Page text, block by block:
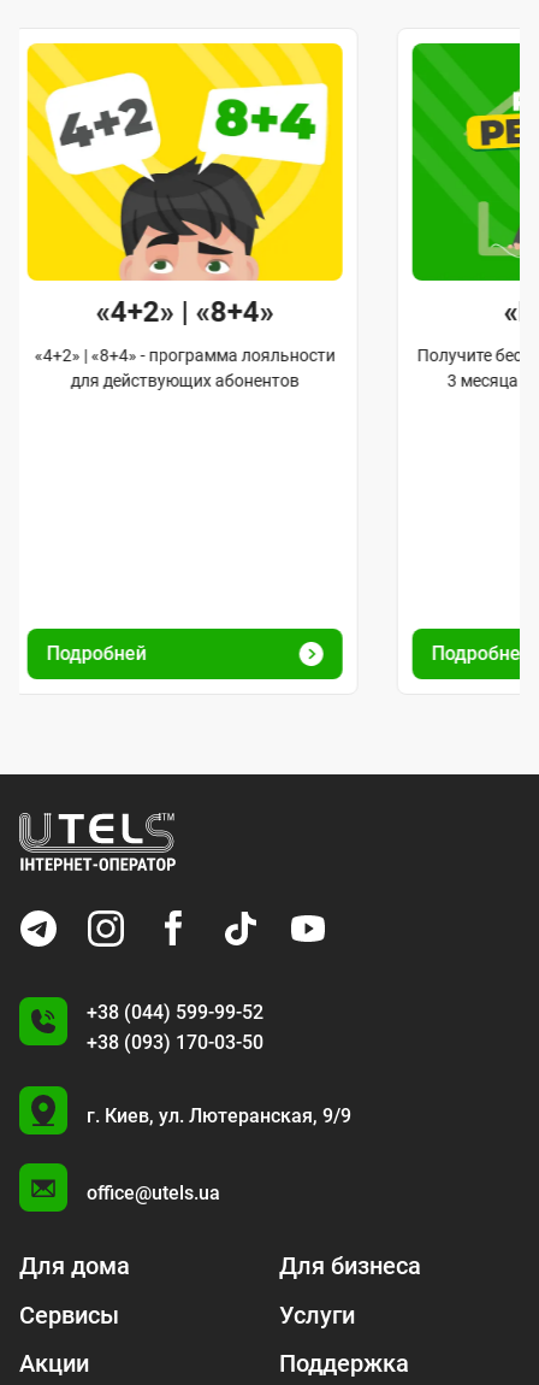
«4+2» | «8+4»
«4+2» | «8+4» - программа лояльности
для действующих абонентов
Подробней
Получите
3 месяца
Подробней
+38 (044) 599-99-52
+38 (093) 170-03-50
U
г. Киев, ул. Лютеранская, 9/9
office@utels.ua
Для дома
Для бизнеса
Сервисы
Услуги
Акции
Поддержка